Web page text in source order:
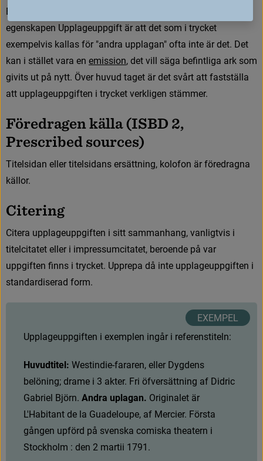
E
egenskapen Upplageuppgift är att det som i trycket
exempelvis kallas för "andra upplagan" ofta inte är det. Det
kan i stället vara en emission, det vill säga befintliga ark som
givits ut på nytt. Över huvud taget är det svårt att fastställa
att upplageuppgiften i trycket verkligen stämmer.
Föredragenkälla(ISBD 2,
Prescribedsources)
Titelsidan eller titelsidans ersättning, kolofon är föredragna
källor.
Citering
Citera upplageuppgiften i sitt sammanhang, vanligtvis i
titelcitatet eller i impressumcitatet, beroende på var
uppgiften fnns i trycket. Upprepa då inte upplageuppgiften i
standardiserad form.
Upplageuppgiften i exemplen ingår i referenstiteln:
Huvudtitel: Westindie-fararen, eller Dygdens
belöning; drame i 3 akter. Fri öfversättning af Didric
Gabriel Björn. Andra uplagan. Originalet är
L'Habitant de la Guadeloupe, af Mercier. Första
gången upförd på svenska comiska theatern i
Stockholm : den 2 martii 1791.